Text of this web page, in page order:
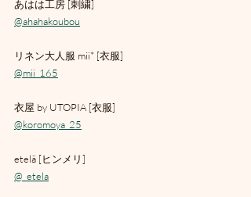
あはは工房 [刺繍]
@ahahakoubou
リネン大人服 mii* [衣服]
@mii_165
衣屋 by UTOPIA [衣服]
@koromoya_25
etelä [ヒンメリ]
@_etela